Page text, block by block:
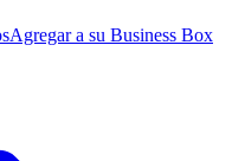
Agregar a su Business Box